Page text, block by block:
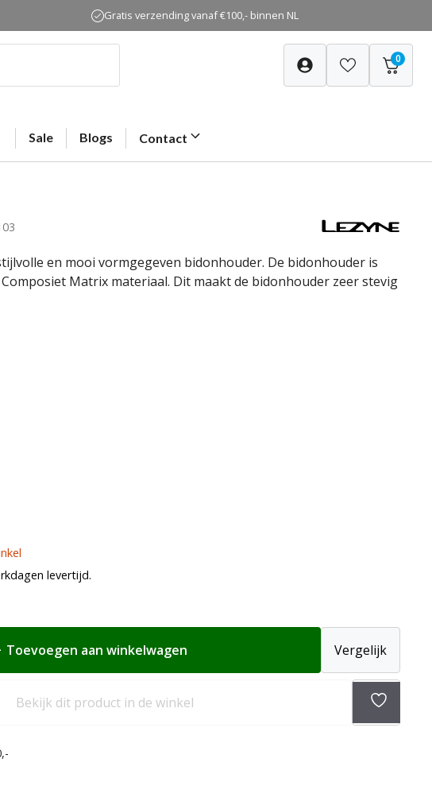
Gratis verzending vanaf €100,- binnen NL
0
Sale Blogs Contact
en mooi vormgegeven bidonhouder. De bidonhouder is
Matrix materiaal. Dit maakt de bidonhouder zeer stevig
levertijd.
Toevoegen aan winkelwagen Vergelijk
Bekijk dit product in de winkel